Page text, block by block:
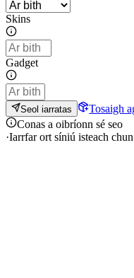
Skins
Gadget
Seol iarratas
Tosaigh
Conas a oibríonn sé seo
·Iarrfar ort síniú isteach